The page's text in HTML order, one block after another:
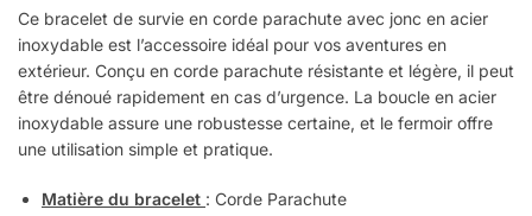
Ce bracelet de survie en corde parachute avec jonc en acier
inoxydable est l’accessoire idéal pour vos aventures en
extérieur. Conçu en corde parachute résistante et légère, il peut
être dénoué rapidement en cas d’urgence. La boucle en acier
inoxydable assure une robustesse certaine, et le fermoir offre
une utilisation simple et pratique.
Matière du bracelet : Corde Parachute